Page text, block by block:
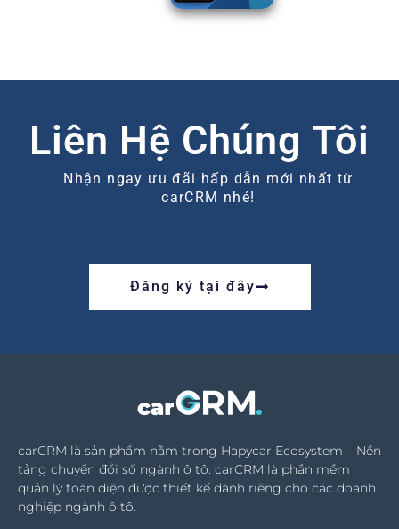
Liên Hệ Chúng Tôi
Nhận ngay ưu đãi hấp dẫn mới nhất từ
carCRM nhé!
Đăng ký tại đây
carCRM là sản phẩm nằm trong Hapycar Ecosystem – Nền
tảng chuyển đổi số ngành ô tô. carCRM là phần mềm
quản lý toàn diện được thiết kế dành riêng cho các doanh
nghiệp ngành ô tô.